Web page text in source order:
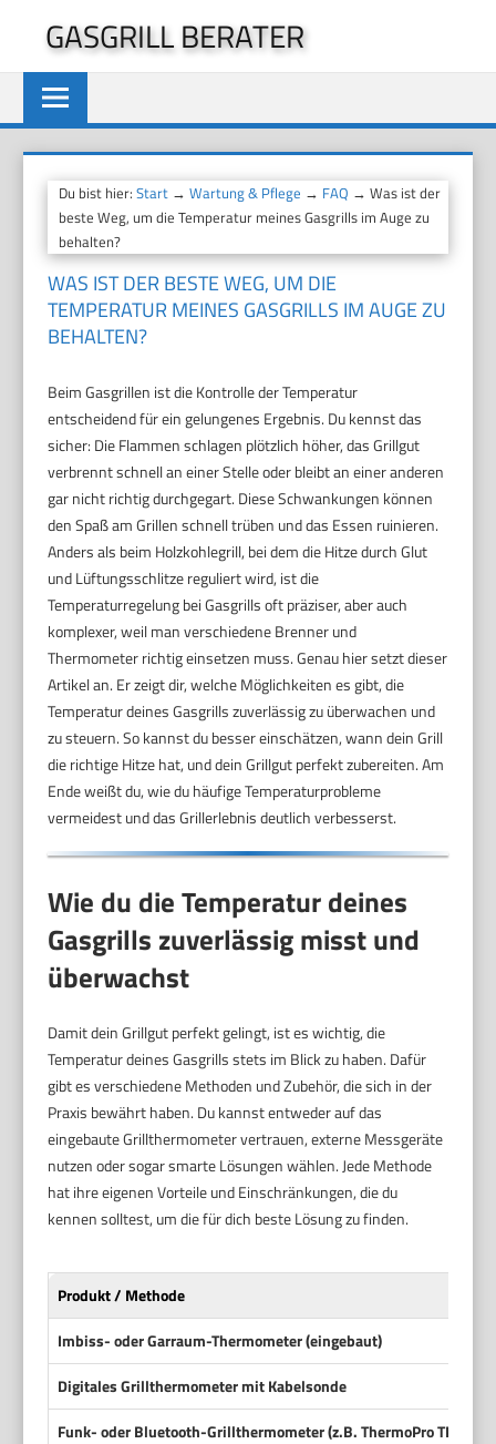
springen
GASGRILL BERATER
Du bist hier:Start →Wartung & Pflege → FAQ → Was ist der
beste Weg, um die Temperatur meines Gasgrills im Auge zu
behalten?
WAS IST DER BESTE WEG, UM DIE
TEMPERATUR MEINES GASGRILLS IM AUGE ZU
BEHALTEN?
Beim Gasgrillen ist die Kontrolle der Temperatur
entscheidend für ein gelungenes Ergebnis. Du kennst das
sicher: Die Flammen schlagen plötzlich höher, das Grillgut
verbrennt schnell an einer Stelle oder bleibt an einer anderen
gar nicht richtig durchgegart. Diese Schwankungen können
den Spaß am Grillen schnell trüben und das Essen ruinieren.
Anders als beim Holzkohlegrill, bei dem die Hitze durch Glut
und Lüftungsschlitze reguliert wird, ist die
Temperaturregelung bei Gasgrills oft präziser, aber auch
komplexer, weil man verschiedene Brenner und
Thermometer richtig einsetzen muss. Genau hier setzt dieser
Artikel an. Er zeigt dir, welche Möglichkeiten es gibt, die
Temperatur deines Gasgrills zuverlässig zu überwachen und
zu steuern. So kannst du besser einschätzen, wann dein Grill
die richtige Hitze hat, und dein Grillgut perfekt zubereiten. Am
Ende weißt du, wie du häufige Temperaturprobleme
vermeidest und das Grillerlebnis deutlich verbesserst.
Wie du die Temperatur deines
Gasgrills zuverlässig misst und
überwachst
Damit dein Grillgut perfekt gelingt, ist es wichtig, die
Temperatur deines Gasgrills stets im Blick zu haben. Dafür
gibt es verschiedene Methoden und Zubehör, die sich in der
Praxis bewährt haben. Du kannst entweder auf das
eingebaute Grillthermometer vertrauen, externe Messgeräte
nutzen oder sogar smarte Lösungen wählen. Jede Methode
hat ihre eigenen Vorteile und Einschränkungen, die du
kennen solltest, um die für dich beste Lösung zu finden.
Produkt / Methode
Imbiss- oder Garraum-Thermometer (eingebaut)
Digitales Grillthermometer mit Kabelsonde
Funk- oder Bluetooth-Grillthermometer (z.B. ThermoPro TP25)